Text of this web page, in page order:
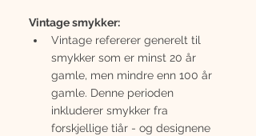
Vintage smykker:
Vintage refererer generelt til
smykker som er minst 20 år
gamle, men mindre enn 100 år
gamle. Denne perioden
inkluderer smykker fra
forskjellige tiår - og designene